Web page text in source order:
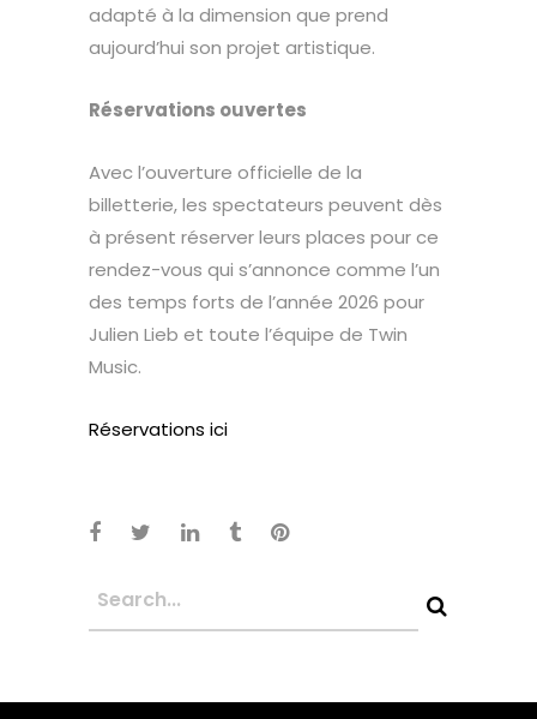
adapté à la dimension que prend
aujourd’hui son projet artistique.
Réservations ouvertes
Avec l’ouverture officielle de la
billetterie, les spectateurs peuvent dès
à présent réserver leurs places pour ce
rendez-vous qui s’annonce comme l’un
des temps forts de l’année 2026 pour
Julien Lieb et toute l’équipe de Twin
Music.
Réservations ici